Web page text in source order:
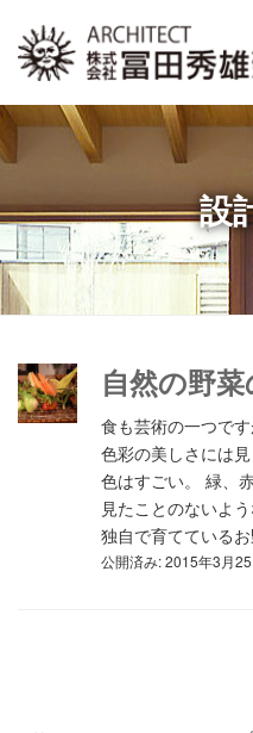
設
自然の野
食も芸術の一つで
色彩の美しさには
色はすごい。 緑、
見たことのないよ
独自で育てている
公開済み: 2015年3月25